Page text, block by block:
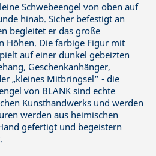
Schwebeengel von oben auf
hinab. Sicher befestigt an
begleitet er das große
Höhen. Die farbige Figur mit
auf einer dunkel gebeizten
Geschenkanhänger,
„kleines Mitbringsel“ - die
von BLANK sind echte
Kunsthandwerks und werden
werden aus heimischen
gefertigt und begeistern